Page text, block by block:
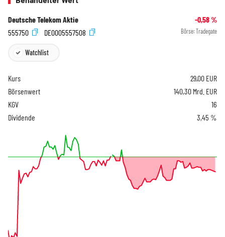
Deutsche Telekom Aktie -0,58%
555750
DE0005557508 Börse: Tradegate
Watchlist
Kurs 29,00 EUR
Börsenwert
140,30 Mrd. EUR
KGV
16
Dividende
3,45 %